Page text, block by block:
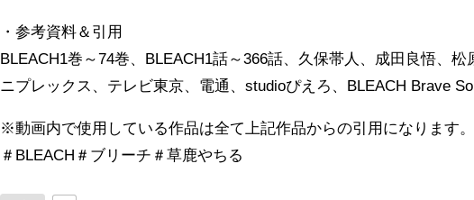
・参考資料＆引用
BLEACH1巻～74巻、BLEACH1話～366話、久保帯人、成田良悟、松
ニプレックス、テレビ東京、電通、studioぴえろ、BLEACH Brave
※動画内で使用している作品は全て上記作品からの引用になります。
＃BLEACH＃ブリーチ＃草鹿やちる